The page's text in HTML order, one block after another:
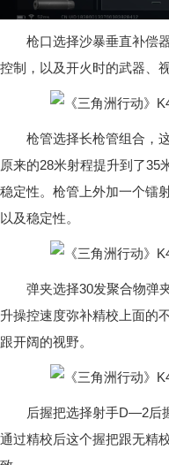
枪口选择沙暴垂直补偿
控制，以及开火时的武器、
枪管选择长枪管组合，
原来的28米射程提升到了35
稳定性。枪管上外加一个镭
以及稳定性。
弹夹选择30发聚合物弹
升操控速度弥补精校上面的
跟开阔的视野。
后握把选择射手D—2后
通过精校后这个握把跟无精